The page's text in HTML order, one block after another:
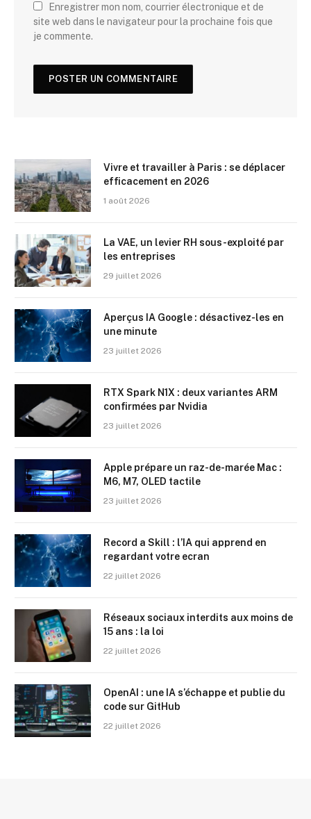
Enregistrer mon nom, courrier électronique et de
site web dans le navigateur pour la prochaine fois que
je commente.
Vivre et travailler à Paris : se déplacer
efficacement en 2026
1 août 2026
La VAE, un levier RH sous-exploité par
les entreprises
29 juillet 2026
Aperçus IA Google : désactivez-les en
une minute
23 juillet 2026
RTX Spark N1X : deux variantes ARM
confirmées par Nvidia
23 juillet 2026
Apple prépare un raz-de-marée Mac :
M6, M7, OLED tactile
23 juillet 2026
Record a Skill : l’IA qui apprend en
regardant votre ecran
22 juillet 2026
Réseaux sociaux interdits aux moins de
15 ans : la loi
22 juillet 2026
OpenAI : une IA s’échappe et publie du
code sur GitHub
22 juillet 2026